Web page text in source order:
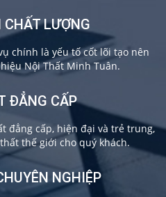
LƯỢNG
chính là yếu tố cốt lõi tạo nên
Nội Thất Minh Tuân.
ĐẲNG CẤP
đẳng cấp, hiện đại và trẻ trung,
thế giới cho quý khách.
NGHIỆP